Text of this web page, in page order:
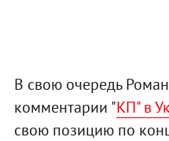
В свою очередь
комментарии "КП" в
свою позицию по